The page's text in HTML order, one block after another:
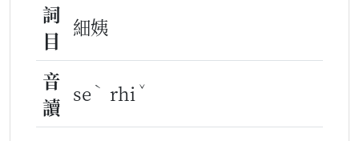
詞
目
細姨
音
讀
se ˋ rhi ˇ